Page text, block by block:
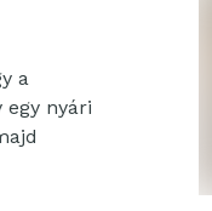
a
nyári